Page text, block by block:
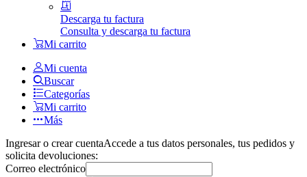
Descarga tu factura
Consulta y descarga tu factura
Mi carrito
Mi cuenta
Buscar
Categorías
Mi carrito
Más
Ingresar o crear cuentaAccede a tus datos personales, tus pedidos y
solicita devoluciones:
Correo electrónico